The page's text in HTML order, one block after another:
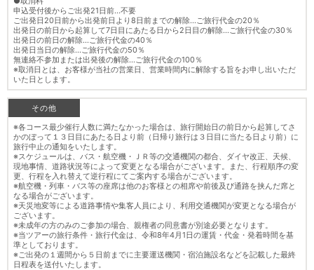
申込受付後からご出発21日前…不要
ご出発日20日前から出発前日より8日前までの解除…ご旅行代金の20％
出発日の前日から起算して7日目にあたる日から2日目の解除…ご旅行代金の30％
出発日の前日の解除…ご旅行代金の40％
出発日当日の解除…ご旅行代金の50％
無連絡不参加または出発後の解除…ご旅行代金の100％
※取消日とは、お客様が当社の営業日、営業時間内に解除する旨をお申し出いただ
いた日とします。
その他
※各コース最少催行人数に満たなかった場合は、旅行開始日の前日から起算してさ
かのぼって１３日目にあたる日より前（日帰り旅行は３日目に当たる日より前）に
旅行中止の通知をいたします。
※スケジュールは、バス・航空機・ＪＲ等の交通機関の都合、ダイヤ改正、天候、
現地事情、道路状況等によって変更となる場合がございます。また、行程順序の変
更、行程を入れ替えて逆行程にてご案内する場合がございます。
※航空機・列車・バス等の座席は他のお客様との相席や前後及び通路を挟んだ席と
なる場合がございます。
※天災地変等による道路事情や集客人員により、利用交通機関が変更となる場合が
ございます。
※未成年の方のみのご参加の場合、親権者の同意書が別途必要となります。
※当ツアーの旅行条件・旅行代金は、令和8年4月1日の運賃・代金・発着時間を基
準としております。
※ご出発の１週間から５日前までに主要運送機関・宿泊施設名などを記載した最終
日程表を送付いたします。